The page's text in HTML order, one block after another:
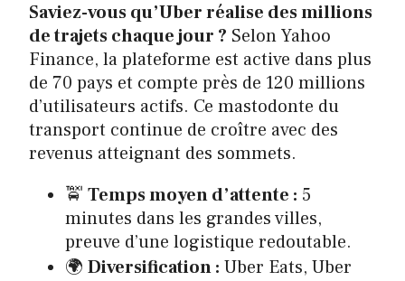
Saviez-vous qu’Uber réalise des millions
de trajets chaque jour ? Selon Yahoo
Finance, la plateforme est active dans plus
de 70 pays et compte près de 120 millions
d’utilisateurs actifs. Ce mastodonte du
transport continue de croître avec des
revenus atteignant des sommets.
🚖 Temps moyen d’attente : 5
minutes dans les grandes villes,
preuve d’une logistique redoutable.
🌍 Diversification : Uber Eats, Uber